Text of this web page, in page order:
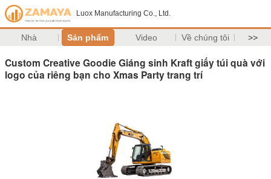
Luox Manufacturing Co., Ltd.
Nhà Sản phẩm Video Về chúng tôi >>
Custom Creative Goodie Giáng sinh Kraft giấy túi quà với
logo của riêng bạn cho Xmas Party trang trí